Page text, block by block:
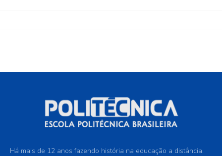
Há mais de 12 anos fazendo história na educação a distância.